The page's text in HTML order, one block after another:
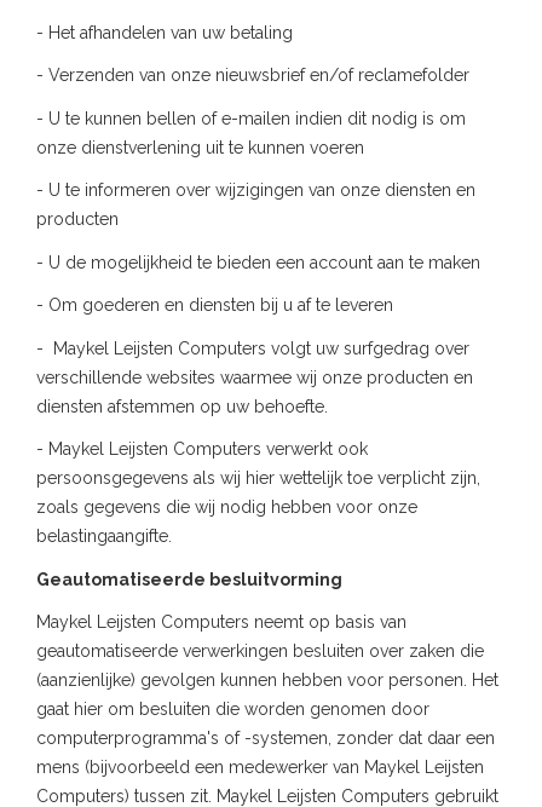
- Het afhandelen van uw betaling
- Verzenden van onze nieuwsbrief en/of reclamefolder
- U te kunnen bellen of e-mailen indien dit nodig is om
onze dienstverlening uit te kunnen voeren
- U te informeren over wijzigingen van onze diensten en
producten
- U de mogelijkheid te bieden een account aan te maken
- Om goederen en diensten bij u af te leveren
- Maykel Leijsten Computers volgt uw surfgedrag over
verschillende websites waarmee wij onze producten en
diensten afstemmen op uw behoefte.
- Maykel Leijsten Computers verwerkt ook
persoonsgegevens als wij hier wettelijk toe verplicht zijn,
zoals gegevens die wij nodig hebben voor onze
belastingaangifte.
Geautomatiseerde besluitvorming
Maykel Leijsten Computers neemt op basis van
geautomatiseerde verwerkingen besluiten over zaken die
(aanzienlijke) gevolgen kunnen hebben voor personen. Het
gaat hier om besluiten die worden genomen door
computerprogramma's of -systemen, zonder dat daar een
mens (bijvoorbeeld een medewerker van Maykel Leijsten
Computers) tussen zit. Maykel Leijsten Computers gebruikt